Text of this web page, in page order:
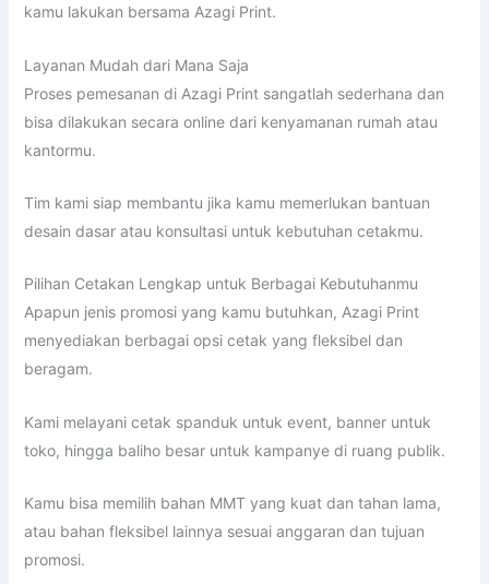
kamu lakukan bersama Azagi Print.
Layanan Mudah dari Mana Saja
Proses pemesanan di Azagi Print sangatlah sederhana dan
bisa dilakukan secara online dari kenyamanan rumah atau
kantormu.
Tim kami siap membantu jika kamu memerlukan bantuan
desain dasar atau konsultasi untuk kebutuhan cetakmu.
Pilihan Cetakan Lengkap untuk Berbagai Kebutuhanmu
Apapun jenis promosi yang kamu butuhkan, Azagi Print
menyediakan berbagai opsi cetak yang fleksibel dan
beragam.
Kami melayani cetak spanduk untuk event, banner untuk
toko, hingga baliho besar untuk kampanye di ruang publik.
Kamu bisa memilih bahan MMT yang kuat dan tahan lama,
atau bahan fleksibel lainnya sesuai anggaran dan tujuan
promosi.